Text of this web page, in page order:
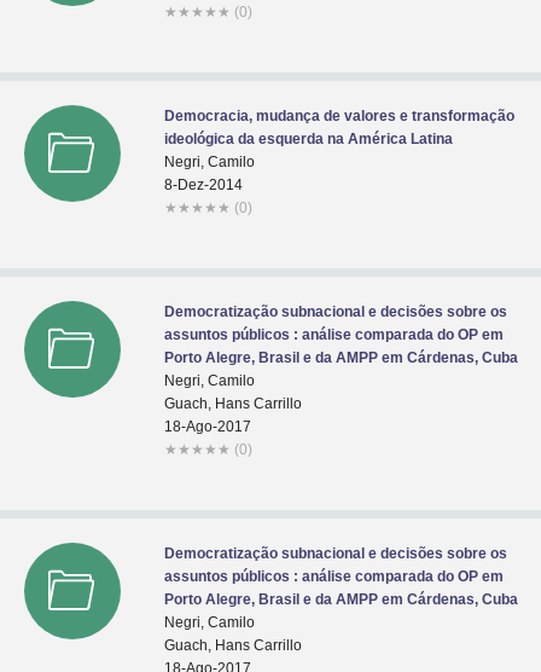
★ ★ ★ ★ ★ (0)
Democracia, mudança de valores e transformação
ideológica da esquerda na América Latina
Negri, Camilo
8-Dez-2014
★ ★ ★ ★ ★ (0)
Democratização subnacional e decisões sobre os
assuntos públicos : análise comparada do OP em
Porto Alegre, Brasil e da AMPP em Cárdenas, Cuba
Negri, Camilo
Guach, Hans Carrillo
18-Ago-2017
★ ★ ★ ★ ★ (0)
Democratização subnacional e decisões sobre os
assuntos públicos : análise comparada do OP em
Porto Alegre, Brasil e da AMPP em Cárdenas, Cuba
Negri, Camilo
Guach, Hans Carrillo